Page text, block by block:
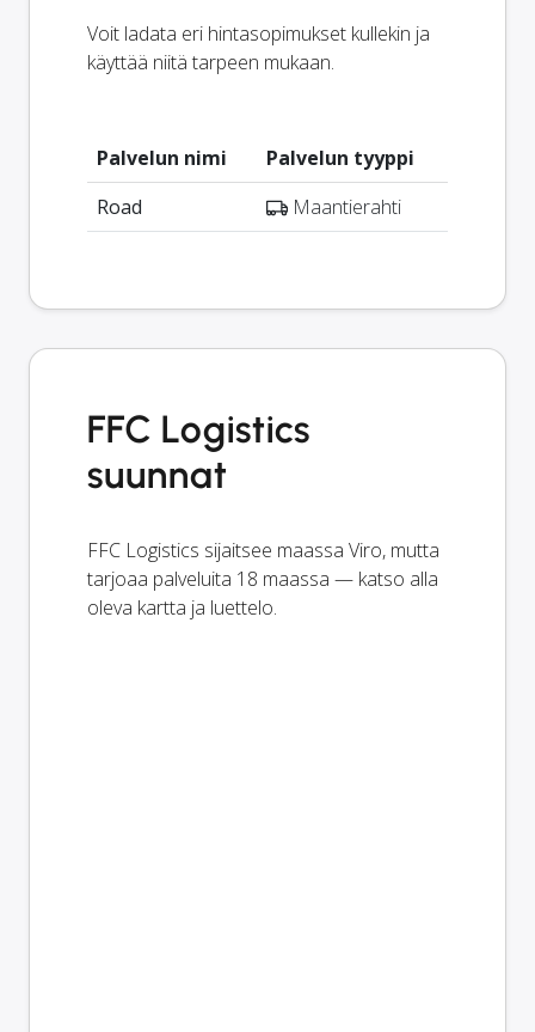
Voit ladata eri hintasopimukset kullekin ja
käyttää niitä tarpeen mukaan.
Palvelun nimi
Palvelun tyyppi
Road
Maantierahti
FFC Logistics
suunnat
FFC Logistics sijaitsee maassa Viro, mutta
tarjoaa palveluita 18 maassa — katso alla
oleva kartta ja luettelo.